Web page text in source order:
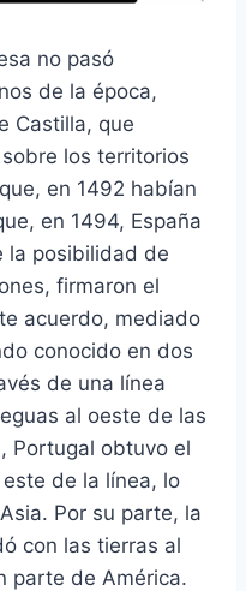
no pasó
de la época,
Castilla, que
los territorios
en 1492 habían
en 1494, España
la posibilidad de
firmaron el
acuerdo, mediado
conocido en dos
de una línea
al oeste de las
Portugal obtuvo el
de la línea, lo
Por su parte, la
con las tierras al
parte de América.